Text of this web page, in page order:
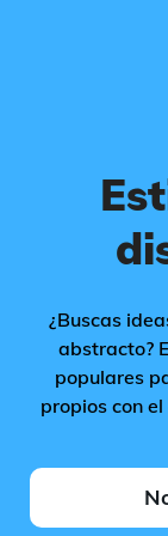
¿Buscas
abstracto?
populares
propios con